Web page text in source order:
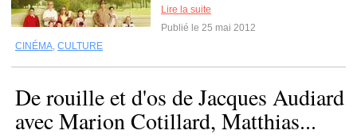
Lire la suite
Publié le 25 mai 2012
CINÉMA, CULTURE
De rouille et d'os de Jacques Audiard
avec Marion Cotillard, Matthias...